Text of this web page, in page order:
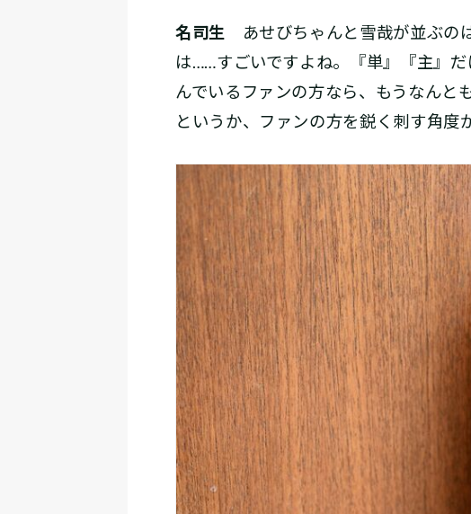
名司生 あせびちゃんと雪哉が並ぶの
は……すごいですよね。『単』『主』
んでいるファンの方なら、もうなんと
というか、ファンの方を鋭く刺す角度